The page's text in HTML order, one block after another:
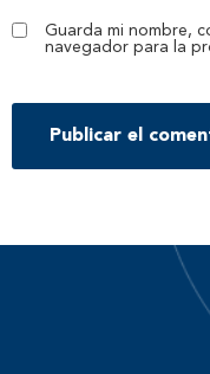
Guarda mi nombre,
navegador para la